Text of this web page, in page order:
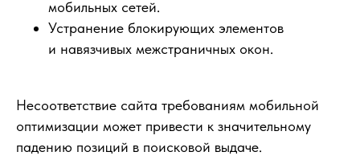
мобильных сетей.
Устранение блокирующих элементов
и навязчивых межстраничных окон.
Несоответствие сайта требованиям мобильной
оптимизации может привести к значительному
падению позиций в поисковой выдаче.